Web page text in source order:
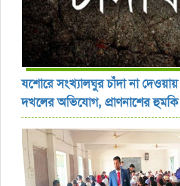
যশোরে সংখ্যালঘুর চাঁদা না
দখলের অভিযোগ, প্রাণনাশের হুমকি